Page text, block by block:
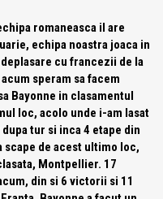
romaneasca il are
echipa noastra joaca in
cu francezii de la
speram sa facem
Bayonne in clasamentul
loc, acolo unde i-am lasat
tur si inca 4 etape din
scape de acest ultimo loc,
Montpellier. 17
din si 6 victorii si 11